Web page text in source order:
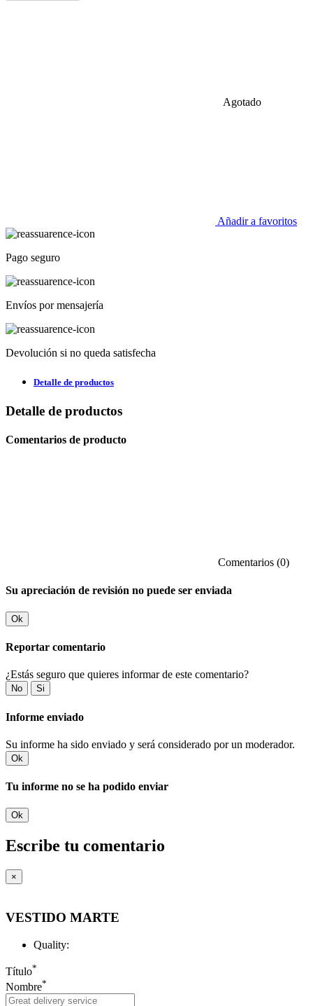
Agotado
Añadir a favoritos
Pago seguro
Envíos por mensajería
Devolución si no queda satisfecha
Detalle de productos
Detalle de productos
Comentarios de producto
Comentarios (0)
Su apreciación de revisión no puede ser enviada
Ok
Reportar comentario
¿Estás seguro que quieres informar de este comentario?
No Si
Informe enviado
Su informe ha sido enviado y será considerado por un moderador.
Ok
Tu informe no se ha podido enviar
Ok
Escribe tu comentario
×
VESTIDO MARTE
Quality:
Título*
Nombre*